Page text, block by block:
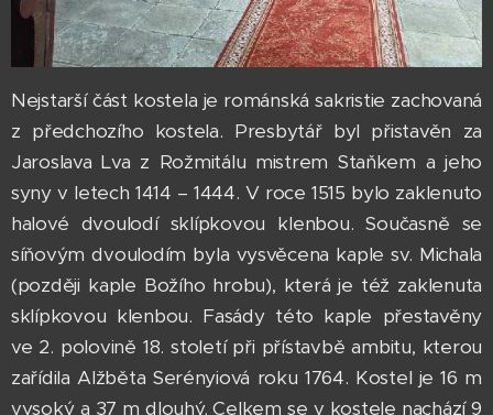
Nejstarší část kostela je románská sakristie zachovaná
z předchozího kostela. Presbytář byl přistavěn za
Jaroslava Lva z Rožmitálu mistrem Staňkem a jeho
syny v letech 1414 – 1444. V roce 1515 bylo zaklenuto
halové dvoulodí sklípkovou klenbou. Současně se
síňovým dvoulodím byla vysvěcena kaple sv. Michala
(později kaple Božího hrobu), která je též zaklenuta
sklípkovou klenbou. Fasády této kaple přestavěny
ve 2. polovině 18. století při přístavbě ambitu, kterou
zařídila Alžběta Serényiová roku 1764. Kostel je 16 m
vysoký a 37 m dlouhý. Celkem se v kostele nachází 9